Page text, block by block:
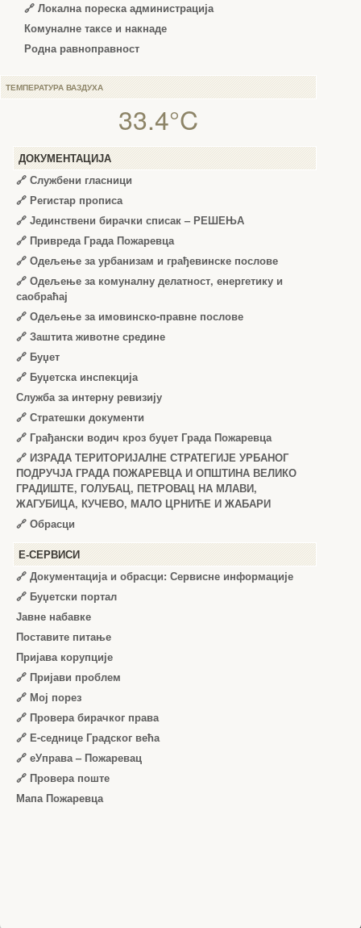
🔗 Локална пореска администрација
Комуналне таксе и накнаде
Родна равноправност
ТЕМПЕРАТУРА ВАЗДУХА
33.4°C
ДОКУМЕНТАЦИЈА
🔗 Службени гласници
🔗 Регистар прописа
🔗 Јединствени бирачки списак – РЕШЕЊА
🔗 Привреда Града Пожаревца
🔗 Одељење за урбанизам и грађевинске послове
🔗 Одељење за комуналну делатност, енергетику и
саобраћај
🔗 Одељење за имовинско-правне послове
🔗 Заштита животне средине
🔗 Буџет
🔗 Буџетска инспекција
Служба за интерну ревизију
🔗 Стратешки документи
🔗 Грађански водич кроз буџет Града Пожаревца
🔗 ИЗРАДА ТЕРИТОРИЈАЛНЕ СТРАТЕГИЈЕ УРБАНОГ
ПОДРУЧЈА ГРАДА ПОЖАРЕВЦА И ОПШТИНА ВЕЛИКО
ГРАДИШТЕ, ГОЛУБАЦ, ПЕТРОВАЦ НА МЛАВИ,
ЖАГУБИЦА, КУЧЕВО, МАЛО ЦРНИЋЕ И ЖАБАРИ
🔗 Обрасци
Е-СЕРВИСИ
🔗 Документација и обрасци: Сервисне информације
🔗 Буџетски портал
Јавне набавке
Поставите питање
Пријава корупције
🔗 Пријави проблем
🔗 Мој порез
🔗 Провера бирачког права
🔗 Е-седнице Градског већа
🔗 еУправа – Пожаревац
🔗 Провера поште
Мапа Пожаревца